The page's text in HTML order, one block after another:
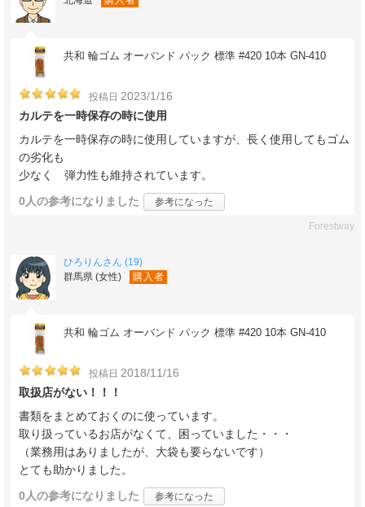
共和 輪ゴム オーバンド パック 標準 #420 10本 GN-410
投稿日 2023/1/16
カルテを一時保存の時に使用
カルテを一時保存の時に使用していますが、長く使用してもゴム
の劣化も
少なく 弾力性も維持されています。
0人の参考になりました 参考になった
Forestway
ひろりんさん (19)
群馬県 (女性)
購入者
共和 輪ゴム オーバンド パック 標準 #420 10本 GN-410
投稿日 2018/11/16
取扱店がない！！！
書類をまとめておくのに使っています。
取り扱っているお店がなくて、困っていました・・・
（業務用はありましたが、大袋も要らないです）
とても助かりました。
0人の参考になりました 参考になった